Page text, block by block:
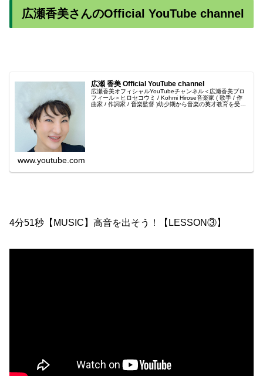
広瀬香美さんのOfficial YouTube channel
広瀬 香美 Official YouTube channel
広瀬香美オフィシャルYouTubeチャンネル＜広瀬香美プロ
フィール＞ヒロセコウミ / Kohmi Hirose音楽家 ( 歌手 / 作
曲家 / 作詞家 / 音楽監督 )幼少期から音楽の英才教育を受
www.youtube.com
4分51秒【MUSIC】高音を出そう！【LESSON③】